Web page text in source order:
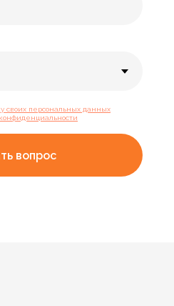
своих персональных данных
вопрос